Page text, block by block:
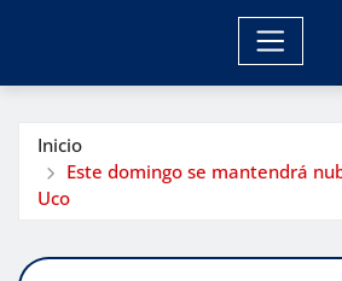
Inicio
Este domingo se mantendrá
Uco